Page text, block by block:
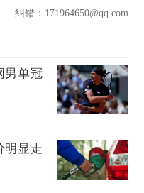
纠错：171964650@qq.com
男单冠
明显走